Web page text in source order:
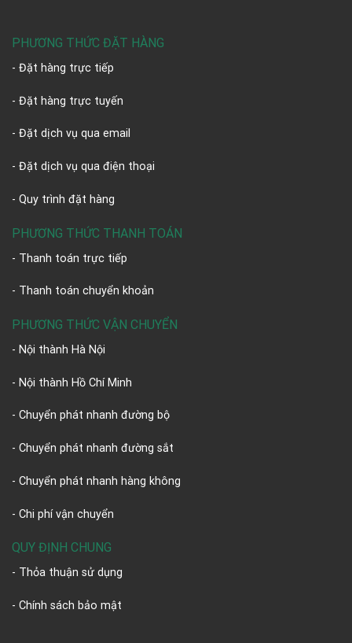
PHƯƠNG THỨC ĐẶT HÀNG
- Đặt hàng trực tiếp
- Đặt hàng trực tuyến
- Đặt dịch vụ qua email
- Đặt dịch vụ qua điện thoại
- Quy trình đặt hàng
PHƯƠNG THỨC THANH TOÁN
- Thanh toán trực tiếp
- Thanh toán chuyển khoản
PHƯƠNG THỨC VẬN CHUYỂN
- Nội thành Hà Nội
- Nội thành Hồ Chí Minh
- Chuyển phát nhanh đường bộ
- Chuyển phát nhanh đường sắt
- Chuyển phát nhanh hàng không
- Chi phí vận chuyển
QUY ĐỊNH CHUNG
- Thỏa thuận sử dụng
- Chính sách bảo mật